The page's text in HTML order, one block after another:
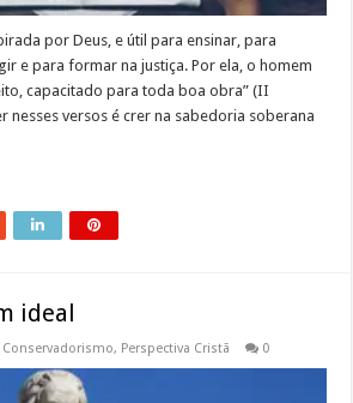
por Deus, e útil para ensinar, para
e para formar na justiça. Por ela, o homem
capacitado para toda boa obra” (II
nesses versos é crer na sabedoria soberana
ideal
Conservadorismo, Perspectiva Cristã 0